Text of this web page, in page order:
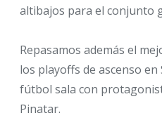
altibajos para el conjunto
Repasamos además el
los playoffs de ascenso en
fútbol sala con
Pinatar.